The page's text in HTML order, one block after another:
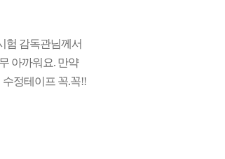
험 감독관님께서
아까워요. 만약
정테이프 꼭.꼭!!